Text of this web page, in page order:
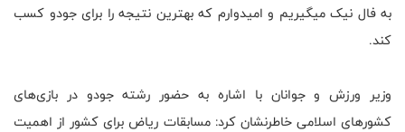
به فال نیک میگیریم و امیدوارم که بهترین نتیجه را برای جودو کسب
کند.
وزیر ورزش و جوانان با اشاره به حضور رشته جودو در بازی‌های
کشورهای اسلامی خاطرنشان کرد: مسابقات ریاض برای کشور از اهمیت